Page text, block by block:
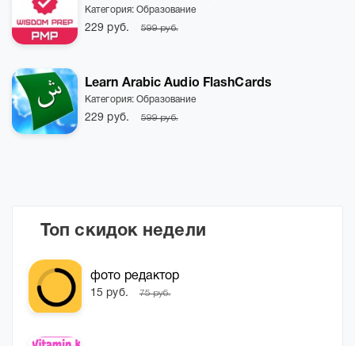
Категория: Образование
229 руб. 599 руб.
Learn Arabic Audio FlashCards
Категория: Образование
229 руб. 599 руб.
Топ скидок недели
фото редактор
15 руб. 75 руб.